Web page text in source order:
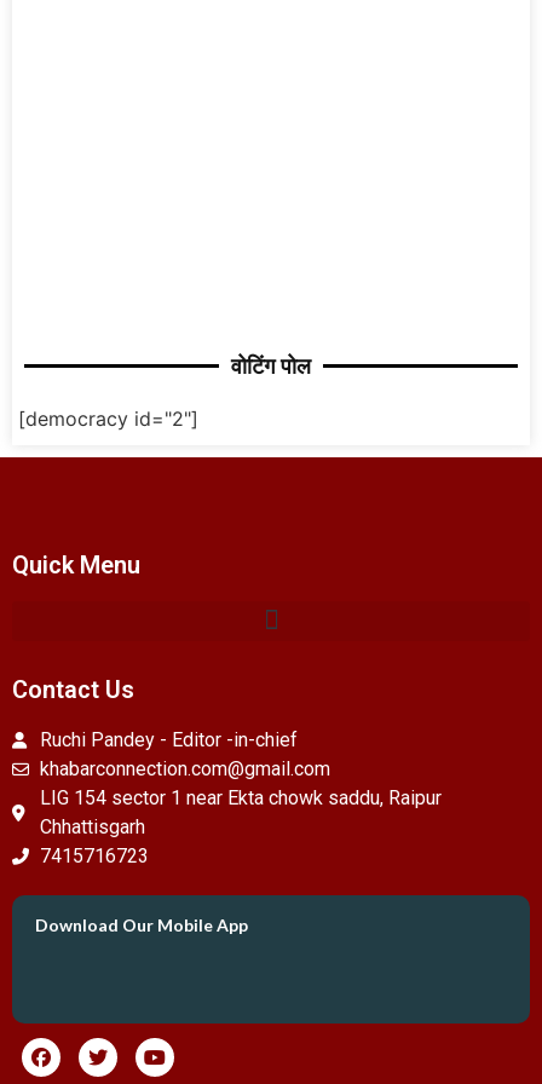
वोटिंग पोल
[democracy id="2"]
Quick Menu
Contact Us
Ruchi Pandey - Editor -in-chief
khabarconnection.com@gmail.com
LIG 154 sector 1 near Ekta chowk saddu, Raipur
Chhattisgarh
7415716723
Download Our Mobile App